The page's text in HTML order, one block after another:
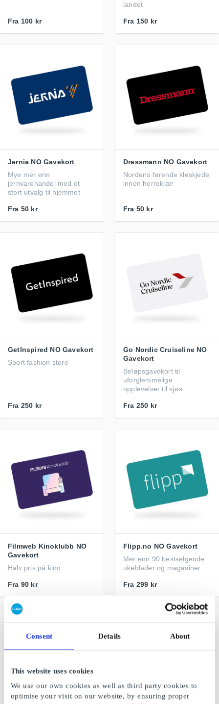
Consent Details About
This website uses cookies
We use our own cookies as well as third party cookies to
optimise your visit on our website, by ensuring proper
Fra 100 kr
landet
Fra 150 kr
Jernia NO Gavekort
Mye mer enn
jernvarehandel med et
stort utvalg til hjemmet
Fra 50 kr
Dressmann NO Gavekort
Nordens førende kleskjede
innen herreklær
Fra 50 kr
GetInspired NO Gavekort
Sport fashion store
Fra 250 kr
Go Nordic Cruiseline NO
Gavekort
Beløpsgavekort til
uforglemmelige
opplevelser til sjøs
Fra 250 kr
Filmweb Kinoklubb NO
Gavekort
Halv pris på kino
Fra 90 kr
Flipp.no NO Gavekort
Mer enn 90 bestselgende
ukeblader og magasiner
Fra 299 kr